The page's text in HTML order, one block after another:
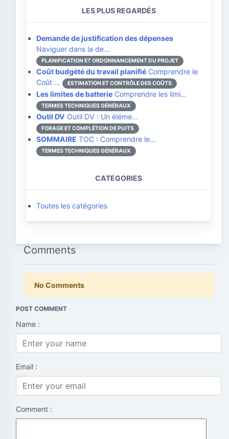
LES PLUS REGARDÉS
Demande de justification des dépenses
Naviguer dans la de…
PLANIFICATION ET ORDONNANCEMENT DU PROJET
Coût budgété du travail planifié Comprendre le
Coût …
ESTIMATION ET CONTRÔLE DES COÛTS
Les limites de batterie Comprendre les limi…
TERMES TECHNIQUES GÉNÉRAUX
Outil DV Outil DV : Un éléme…
FORAGE ET COMPLÉTION DE PUITS
SOMMAIRE TOC : Comprendre le…
TERMES TECHNIQUES GÉNÉRAUX
CATEGORIES
Toutes les catégories
Comments
No Comments
POST COMMENT
Name :
Email :
Comment :